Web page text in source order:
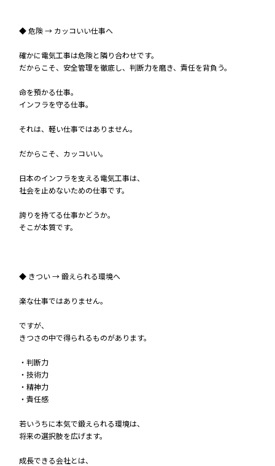
◆ 危険 → カッコいい仕事へ
確かに電気工事は危険と隣り合わせです。
だからこそ、安全管理を徹底し、判断力を磨き、責任を背負う。
命を預かる仕事。
インフラを守る仕事。
それは、軽い仕事ではありません。
だからこそ、カッコいい。
日本のインフラを支える電気工事は、
社会を止めないための仕事です。
誇りを持てる仕事かどうか。
そこが本質です。
◆ きつい → 鍛えられる環境へ
楽な仕事ではありません。
ですが、
きつさの中で得られるものがあります。
・判断力
・技術力
・精神力
・責任感
若いうちに本気で鍛えられる環境は、
将来の選択肢を広げます。
成長できる会社とは、